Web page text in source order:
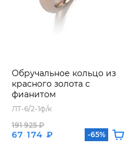
Обручальное кольцо из
красного золота с
фианитом
ЛТ-6/2-1ф/к
67 174 ₽
191 925 ₽
-65%